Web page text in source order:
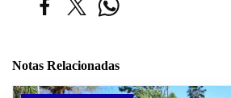
Notas Relacionadas